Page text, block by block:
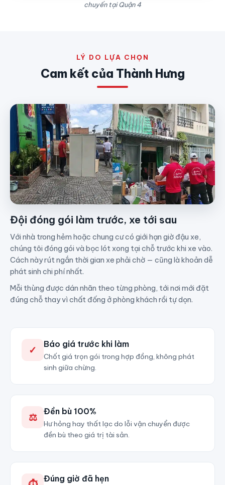
chuyến tại Quận 4
LÝ DO LỰA CHỌN
Cam kết của Thành Hưng
Đội đóng gói làm trước, xe tới sau
Với nhà trong hẻm hoặc chung cư có giới hạn giờ đậu xe,
chúng tôi đóng gói và bọc lót xong tại chỗ trước khi xe vào.
Cách này rút ngắn thời gian xe phải chờ — cũng là khoản dễ
phát sinh chi phí nhất.
Mỗi thùng được dán nhãn theo từng phòng, tới nơi mới đặt
đúng chỗ thay vì chất đống ở phòng khách rồi tự dọn.
✓ Báo giá trước khi làm
Chốt giá trọn gói trong hợp đồng, không phát
sinh giữa chừng.
⚖ Đền bù 100%
Hư hỏng hay thất lạc do lỗi vận chuyển được
đền bù theo giá trị tài sản.
Đúng giờ đã hẹn